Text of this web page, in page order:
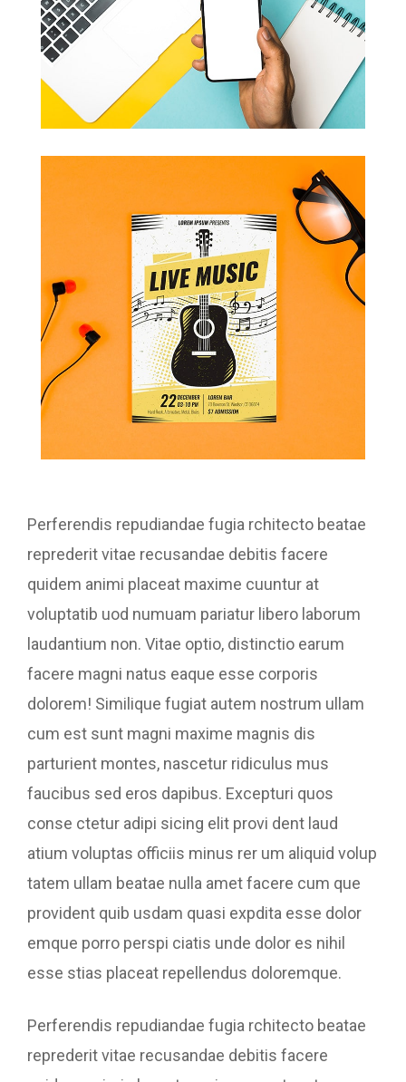
Perferendis repudiandae fugia rchitecto beatae
reprederit vitae recusandae debitis facere
quidem animi placeat maxime cuuntur at
voluptatib uod numuam pariatur libero laborum
laudantium non. Vitae optio, distinctio earum
facere magni natus eaque esse corporis
dolorem! Similique fugiat autem nostrum ullam
cum est sunt magni maxime magnis dis
parturient montes, nascetur ridiculus mus
faucibus sed eros dapibus. Excepturi quos
conse ctetur adipi sicing elit provi dent laud
atium voluptas officiis minus rer um aliquid volup
tatem ullam beatae nulla amet facere cum que
provident quib usdam quasi expdita esse dolor
emque porro perspi ciatis unde dolor es nihil
esse stias placeat repellendus doloremque.
Perferendis repudiandae fugia rchitecto beatae
reprederit vitae recusandae debitis facere